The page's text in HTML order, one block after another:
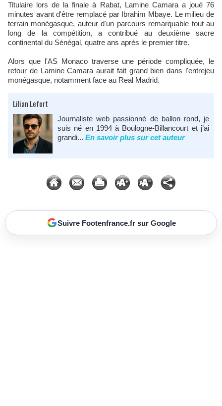
Titulaire lors de la finale à Rabat, Lamine Camara a joué 76
minutes avant d'être remplacé par Ibrahim Mbaye. Le milieu de
terrain monégasque, auteur d'un parcours remarquable tout au
long de la compétition, a contribué au deuxième sacre
continental du Sénégal, quatre ans après le premier titre.
Alors que l'AS Monaco traverse une période compliquée, le
retour de Lamine Camara aurait fait grand bien dans l'entrejeu
monégasque, notamment face au Real Madrid.
Lilian Lefort
Journaliste web passionné de ballon rond, je
suis né en 1994 à Boulogne-Billancourt et j’ai
grandi... En savoir plus sur cet auteur
Suivre Footenfrance.fr sur Google